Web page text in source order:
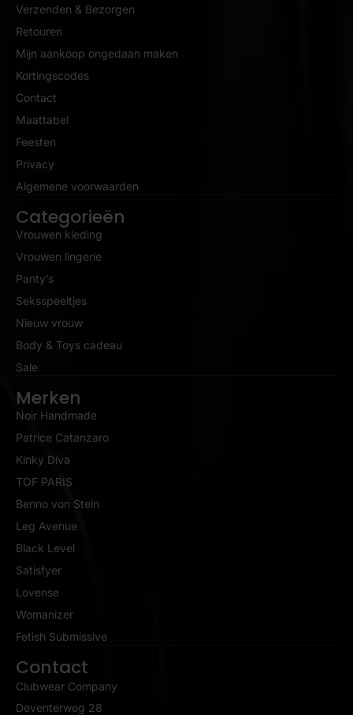
Verzenden & Bezorgen
Retouren
Mijn aankoop ongedaan maken
Kortingscodes
Contact
Maattabel
Feesten
Privacy
Algemene voorwaarden
Categorieën
Vrouwen kleding
Vrouwen lingerie
Panty’s
Seksspeeltjes
Nieuw vrouw
Body & Toys cadeau
Sale
Merken
Noir Handmade
Patrice Catanzaro
Kinky Diva
TOF PARIS
Benno von Stein
Leg Avenue
Black Level
Satisfyer
Lovense
Womanizer
Fetish Submissive
Contact
Clubwear Company
Deventerweg 28